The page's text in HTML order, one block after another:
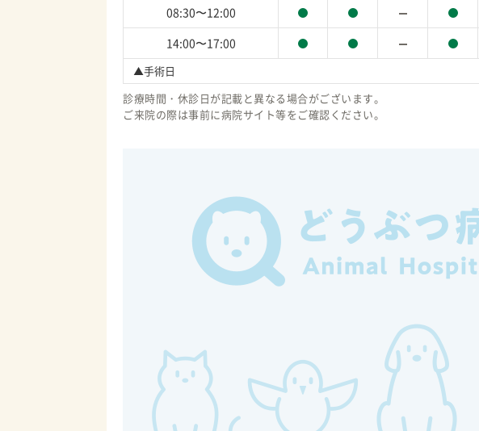
08:30〜12:00
14:00〜17:00
▲手術日
診療時間・休診日が記載と異なる場合がございます。
ご来院の際は事前に病院サイト等をご確認ください。